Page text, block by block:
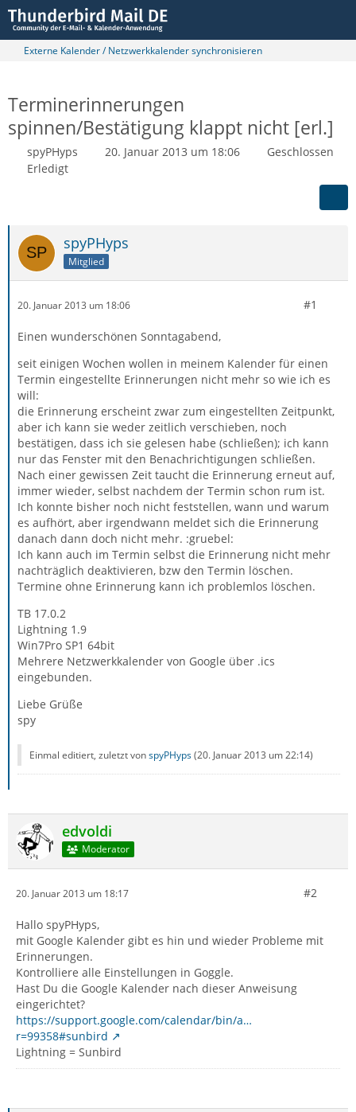
Externe Kalender / Netzwerkkalender synchronisieren
Terminerinnerungen
spinnen/Bestätigung klappt nicht [erl.]
spyPHyps 20. Januar 2013 um 18:06
Geschlossen
Erledigt
spyPHyps
Mitglied
20. Januar 2013 um 18:06 #1
Einen wunderschönen Sonntagabend,
seit einigen Wochen wollen in meinem Kalender für einen
Termin eingestellte Erinnerungen nicht mehr so wie ich es
will:
die Erinnerung erscheint zwar zum eingestellten Zeitpunkt,
aber ich kann sie weder zeitlich verschieben, noch
bestätigen, dass ich sie gelesen habe (schließen); ich kann
nur das Fenster mit den Benachrichtigungen schließen.
Nach einer gewissen Zeit taucht die Erinnerung erneut auf,
immer wieder, selbst nachdem der Termin schon rum ist.
Ich konnte bisher noch nicht feststellen, wann und warum
es aufhört, aber irgendwann meldet sich die Erinnerung
danach dann doch nicht mehr. :gruebel:
Ich kann auch im Termin selbst die Erinnerung nicht mehr
nachträglich deaktivieren, bzw den Termin löschen.
Termine ohne Erinnerung kann ich problemlos löschen.
TB 17.0.2
Lightning 1.9
Win7Pro SP1 64bit
Mehrere Netzwerkkalender von Google über .ics
eingebunden.
Liebe Grüße
spy
Einmal editiert, zuletzt vonspyPHyps(20. Januar 2013 um 22:14)
edvoldi
Moderator
20. Januar 2013 um 18:17 #2
Hallo spyPHyps,
mit Google Kalender gibt es hin und wieder Probleme mit
Erinnerungen.
Kontrolliere alle Einstellungen in Goggle.
Hast Du die Google Kalender nach dieser Anweisung
eingerichtet?
https://support.google.com/calendar/bin/a…
r=99358#sunbird
Lightning = Sunbird